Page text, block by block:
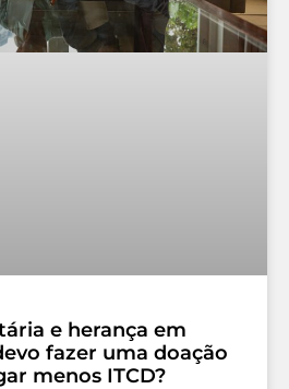
e herança em
fazer uma doação
menos ITCD?